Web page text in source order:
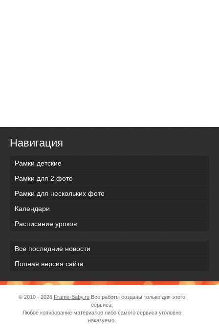
Навигация
Рамки детские
Рамки для 2 фото
Рамки для нескольких фото
Календари
Расписание уроков
Все последние новости
Полная версия сайта
© 2010 - 2026 Frame-Baby.ru Все работы созданы только для этого
сервиса.
Любое копирование материалов либо самого сервиса уголовно
наказуемо.